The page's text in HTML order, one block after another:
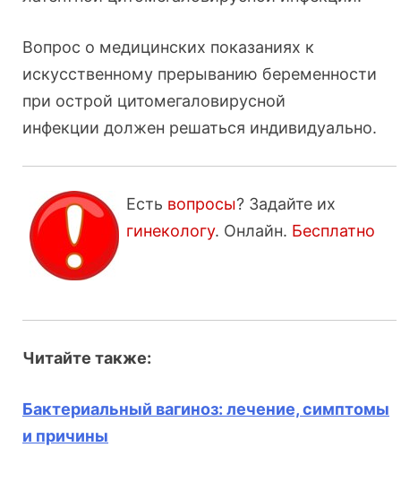
Вопрос о медицинских показаниях к
искусственному прерыванию беременности
при острой цитомегаловирусной
инфекции должен решаться индивидуально.
Есть вопросы? Задайте их
гинекологу. Онлайн. Бесплатно
Читайте также:
Бактериальный вагиноз: лечение, симптомы
и причины